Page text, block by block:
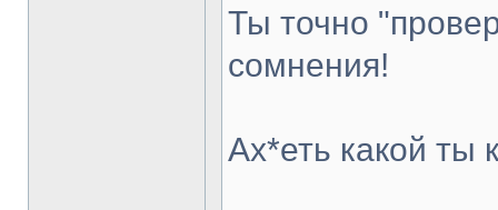
Ты точно
сомнения!
Ах*еть какой ты